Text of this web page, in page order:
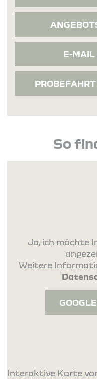
E-MAIL
So
Ja, ich möchte
Weitere
Interaktive Karte